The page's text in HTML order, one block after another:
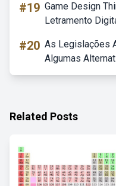
#19 Game Design
Letramento
#20 As Legislações
Algumas
Related Posts